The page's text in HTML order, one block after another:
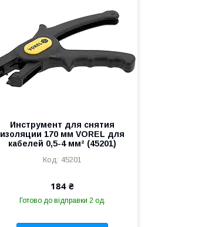
Инструмент для снятия
изоляции 170 мм VOREL для
кабелей 0,5-4 мм² (45201)
45201
184 ₴
Готово до відправки 2 од.